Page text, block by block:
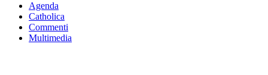
Agenda
Catholica
Commenti
Multimedia